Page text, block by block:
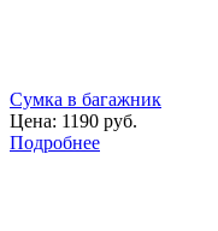
Сумка в багажник
Цена: 1190 руб.
Подробнее